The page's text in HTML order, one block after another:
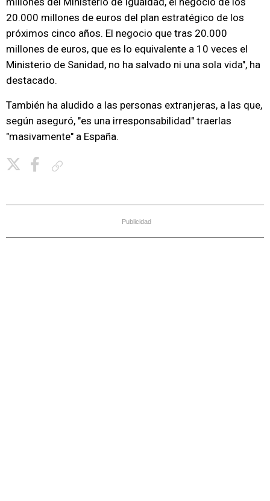
20.000 millones de euros del plan estratégico de los
próximos cinco años. El negocio que tras 20.000
millones de euros, que es lo equivalente a 10 veces el
Ministerio de Sanidad, no ha salvado ni una sola vida", ha
destacado.
También ha aludido a las personas extranjeras, a las que,
según aseguró, "es una irresponsabilidad" traerlas
"masivamente" a España.
Publicidad